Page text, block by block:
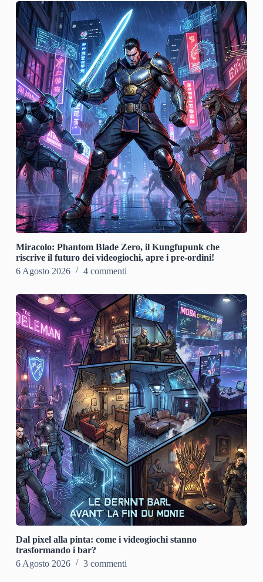
Miracolo: Phantom Blade Zero, il Kungfupunk che
riscrive il futuro dei videogiochi, apre i pre-ordini!
6 Agosto 2026
4 commenti
Dal pixel alla pinta: come i videogiochi stanno
trasformando i bar?
6 Agosto 2026
3 commenti